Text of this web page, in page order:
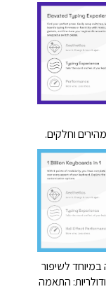
וחלקים.
במיוחד לשיפור
9 נקודות מודולריות: התאמה